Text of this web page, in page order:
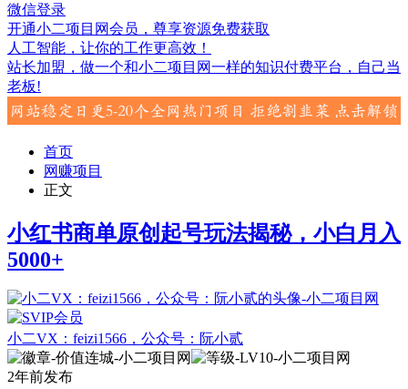
微信登录
开通小二项目网会员，尊享资源免费获取
人工智能，让你的工作更高效！
站长加盟，做一个和小二项目网一样的知识付费平台，自己当
老板!
首页
网赚项目
正文
小红书商单原创起号玩法揭秘，小白月入
5000+
小二VX：feizi1566，公众号：阮小贰
2年前发布